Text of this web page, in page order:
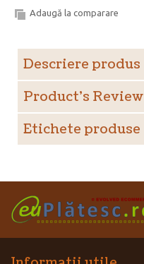
Adaugă la comparare
Descriere produs
Product's Review
Etichete produse